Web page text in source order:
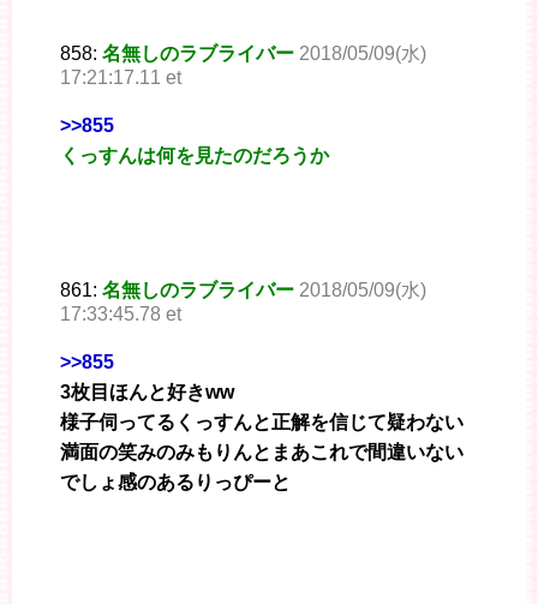
858: 名無しのラブライバー 2018/05/09(水)
17:21:17.11 et
>>855
くっすんは何を見たのだろうか
861: 名無しのラブライバー 2018/05/09(水)
17:33:45.78 et
>>855
3枚目ほんと好きww
様子伺ってるくっすんと正解を信じて疑わない
満面の笑みのみもりんとまあこれで間違いない
でしょ感のあるりっぴーと